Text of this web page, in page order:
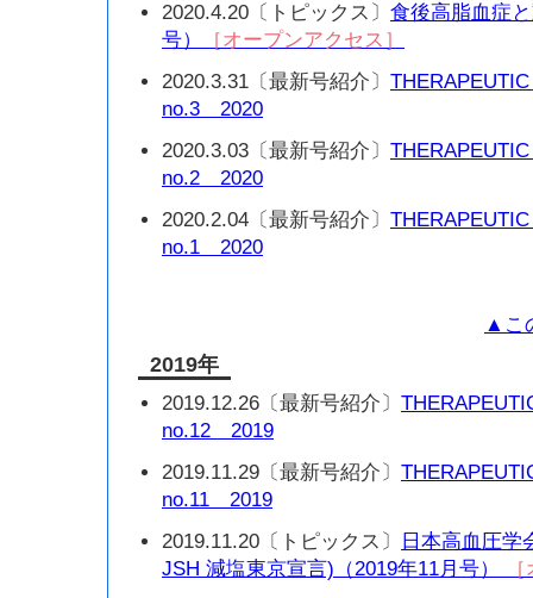
2020.4.20〔トピックス〕 食後高脂血症
号）
［オープンアクセス］
2020.3.31〔最新号紹介〕
no.3 2020
2020.3.03〔最新号紹介〕
no.2 2020
2020.2.04〔最新号紹介〕
no.1 2020
▲こ
2019年
2019.12.26〔最新号紹介〕
no.12 2019
2019.11.29〔最新号紹介〕
no.11 2019
2019.11.20〔トピックス〕
日本高血圧学
JSH 減塩東京宣言)（2019年11月号）